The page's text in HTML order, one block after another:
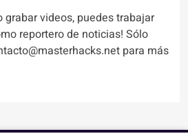
grabar videos, puedes trabajar
reportero de noticias! Sólo
para más